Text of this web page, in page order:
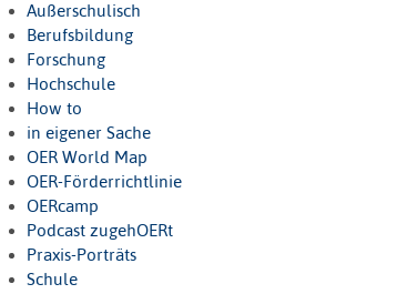
Außerschulisch
Berufsbildung
Forschung
Hochschule
How to
in eigener Sache
OER World Map
OER-Förderrichtlinie
OERcamp
Podcast zugehOERt
Praxis-Porträts
Schule